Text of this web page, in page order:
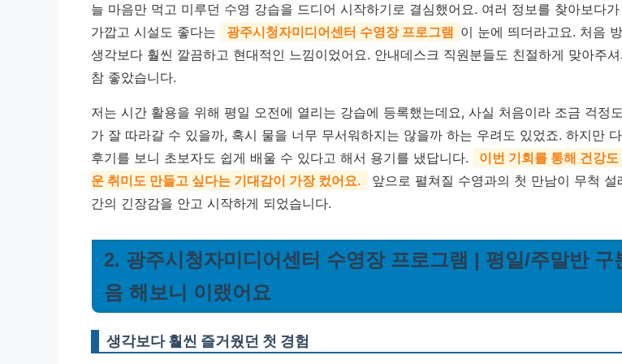
늘 마음만 먹고 미루던 수영 강습을 드디어 시작하기로 결심했어요. 여러 정보를 찾아보다
가깝고 시설도 좋다는
광주시청자미디어센터 수영장 프로그램 이 눈에 띄더라고요. 처음
생각보다 훨씬 깔끔하고 현대적인 느낌이었어요. 안내데스크 직원분들도 친절하게 맞아주
참 좋았습니다.
저는 시간 활용을 위해 평일 오전에 열리는 강습에 등록했는데요, 사실 처음이라 조금 걱정
가 잘 따라갈 수 있을까, 혹시 물을 너무 무서워하지는 않을까 하는 우려도 있었죠. 하지만
후기를 보니 초보자도 쉽게 배울 수 있다고 해서 용기를 냈답니다.
이번 기회를 통해 건강
운 취미도 만들고 싶다는 기대감이 가장 컸어요.
앞으로 펼쳐질 수영과의 첫 만남이 무척 설
간의 긴장감을 안고 시작하게 되었습니다.
2. 광주시청자미디어센터 수영장 프로그램 | 평일/주말반 구
음 해보니 이랬어요
생각보다 훨씬 즐거웠던 첫 경험